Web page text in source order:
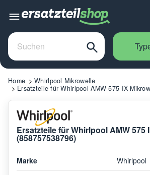
Home
Whirlpool Mikrowelle
Ersatzteile für Whirlpool AMW 575 IX
Ersatzteile für Whirlpool AMW 575
(858757538796)
Marke Whirlpool